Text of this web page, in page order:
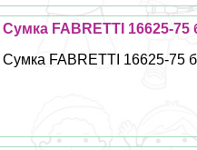
Сумка FABRETTI 16625-
Сумка FABRETTI 16625-75